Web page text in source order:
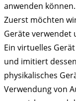
anwenden können.
Zuerst möchten
Geräte verwendet
Ein virtuelles
und imitiert
physikalisches
Verwendung von